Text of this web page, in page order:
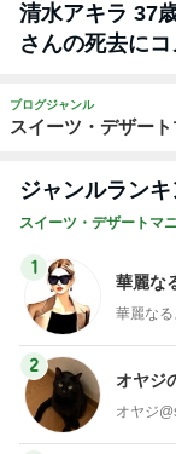
清水アキラ 37
さんの死去にコ
ブログジャンル
スイーツ・デザー
ジャンルラン
スイーツ・デザートマ
1
華麗な
華麗なる
2
オヤジ
オヤジ